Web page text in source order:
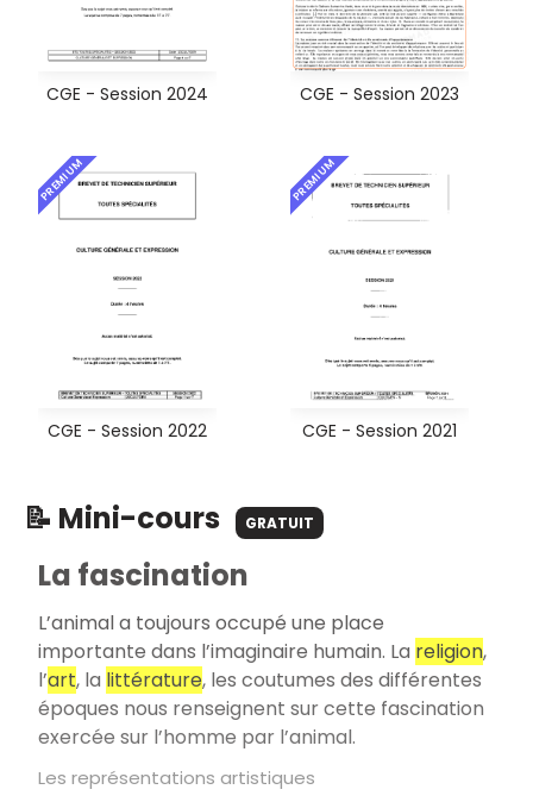
CGE - Session 2024 CGE - Session 2023
PREMIUM
CGE - Session 2022
PREMIUM
CGE - Session 2021
📝 Mini-cours GRATUIT
La fascination
L’animal a toujours occupé une place
importante dans l’imaginaire humain. La religion,
l’art, la littérature, les coutumes des différentes
époques nous renseignent sur cette fascination
exercée sur l’homme par l’animal.
Les représentations artistiques